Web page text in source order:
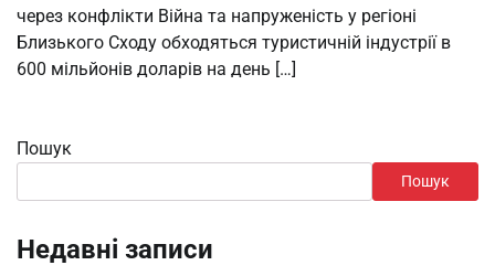
через конфлікти Війна та напруженість у регіоні
Близького Сходу обходяться туристичній індустрії в
600 мільйонів доларів на день […]
Пошук
Пошук
Недавні записи